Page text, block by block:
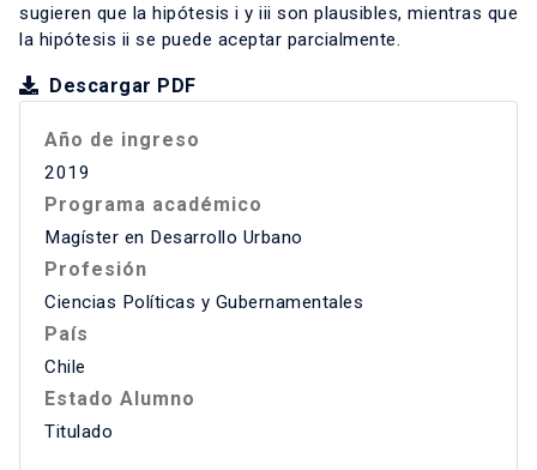
sugieren que la hipótesis i y iii son plausibles, mientras que
la hipótesis ii se puede aceptar parcialmente.
Descargar PDF
Año de ingreso
2019
Programa académico
Magíster en Desarrollo Urbano
Profesión
Ciencias Políticas y Gubernamentales
País
Chile
Estado Alumno
Titulado